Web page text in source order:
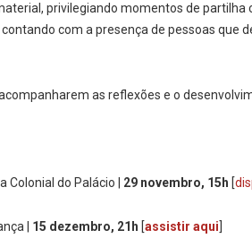
privilegiando momentos de partilha
com a presença de pessoas que
as reflexões e o
Colonial do Palácio | 29 novembro, 15h [
| 15 dezembro, 21h [assistir aqui